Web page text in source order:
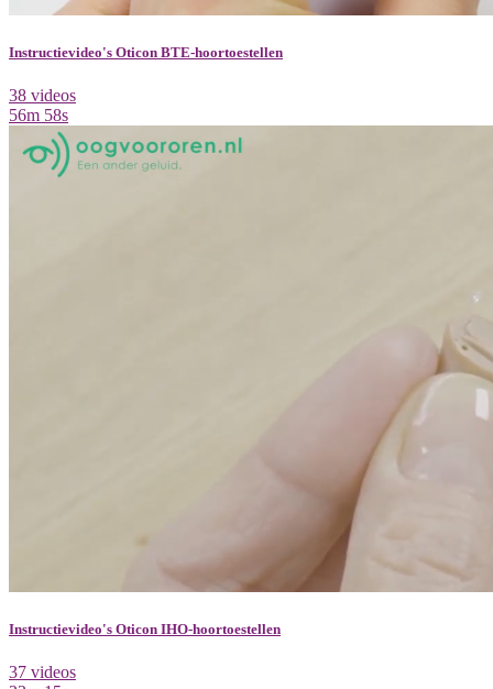
Instructievideo's Oticon BTE-hoortoestellen
38 videos
56m 58s
Instructievideo's Oticon IHO-hoortoestellen
37 videos